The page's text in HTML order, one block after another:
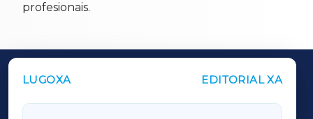
profesionais.
LUGOXA EDITORIAL XA
OUTROS PERIÓDICOS